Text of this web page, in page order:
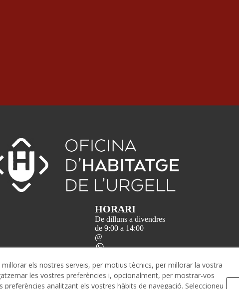
HORARI
De dilluns a divendres
de 9:00 a 14:00
@
- Tots els drets reservats.
els nostres serveis, per motius tècnics, per millorar la vostra
les vostres preferències i, opcionalment, per mostrar-vos
analitzant els vostres hàbits de navegació. Seleccioneu